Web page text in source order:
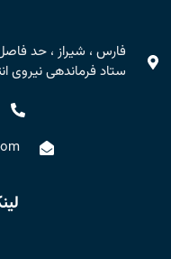
فارس ، شیراز ، حد
ستاد فرماندهی نیروی